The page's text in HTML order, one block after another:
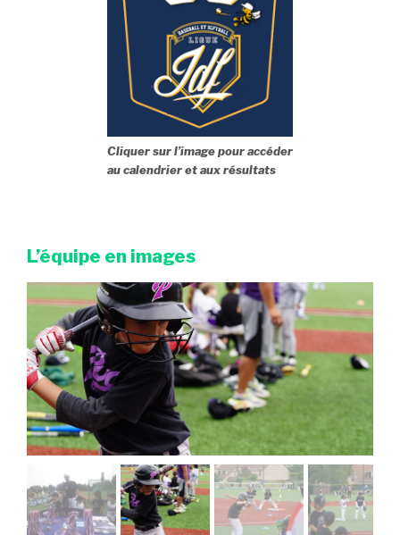
Cliquer sur l’image pour accéder
au calendrier et aux résultats
L’équipe en images